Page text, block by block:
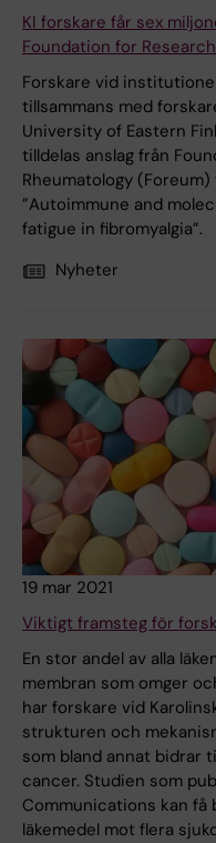
KI forskare får sex
Foundation for
Forskare vid
tillsammans med
University of Eastern
tilldelas anslag från
Rheumatology
”Autoimmune and
fatigue in fibromyalgia”.
Nyheter
19 mar 2021
Viktigt framsteg för
En stor andel av alla
membran som omger
har forskare vid
strukturen och
som bland annat bidrar
cancer. Studien som
Communications kan få
läkemedel mot flera